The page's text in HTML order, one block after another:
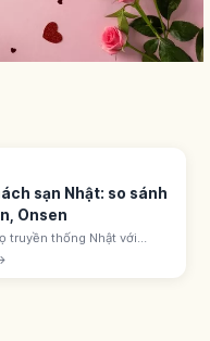
sạn Nhật: so sánh
Onsen
truyền thống Nhật với
yukata, kaiseki và
business, city, resort tự